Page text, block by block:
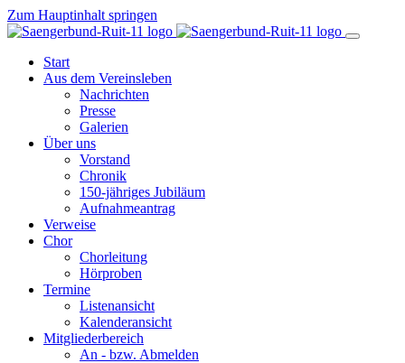
Zum Hauptinhalt springen
Start
Aus dem Vereinsleben
Nachrichten
Presse
Galerien
Über uns
Vorstand
Chronik
150-jähriges Jubiläum
Aufnahmeantrag
Verweise
Chor
Chorleitung
Hörproben
Termine
Listenansicht
Kalenderansicht
Mitgliederbereich
An - bzw. Abmelden